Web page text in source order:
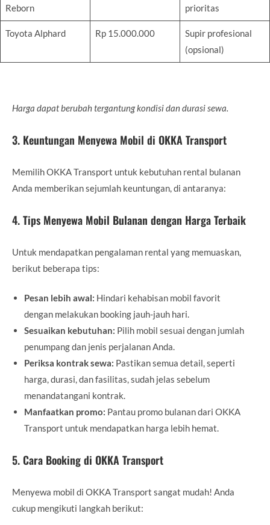
Reborn
prioritas
Toyota Alphard Rp 15.000.000
Supir profesional
(opsional)
Harga dapat berubah tergantung kondisi dan durasi sewa.
3. Keuntungan Menyewa Mobil di OKKA Transport
Memilih OKKA Transport untuk kebutuhan rental bulanan
Anda memberikan sejumlah keuntungan, di antaranya:
4. Tips Menyewa Mobil Bulanan dengan Harga Terbaik
Untuk mendapatkan pengalaman rental yang memuaskan,
berikut beberapa tips:
Pesan lebih awal: Hindari kehabisan mobil favorit
dengan melakukan booking jauh-jauh hari.
Sesuaikan kebutuhan: Pilih mobil sesuai dengan jumlah
penumpang dan jenis perjalanan Anda.
Periksa kontrak sewa: Pastikan semua detail, seperti
harga, durasi, dan fasilitas, sudah jelas sebelum
menandatangani kontrak.
Manfaatkan promo: Pantau promo bulanan dari OKKA
Transport untuk mendapatkan harga lebih hemat.
5. Cara Booking di OKKA Transport
Menyewa mobil di OKKA Transport sangat mudah! Anda
cukup mengikuti langkah berikut: